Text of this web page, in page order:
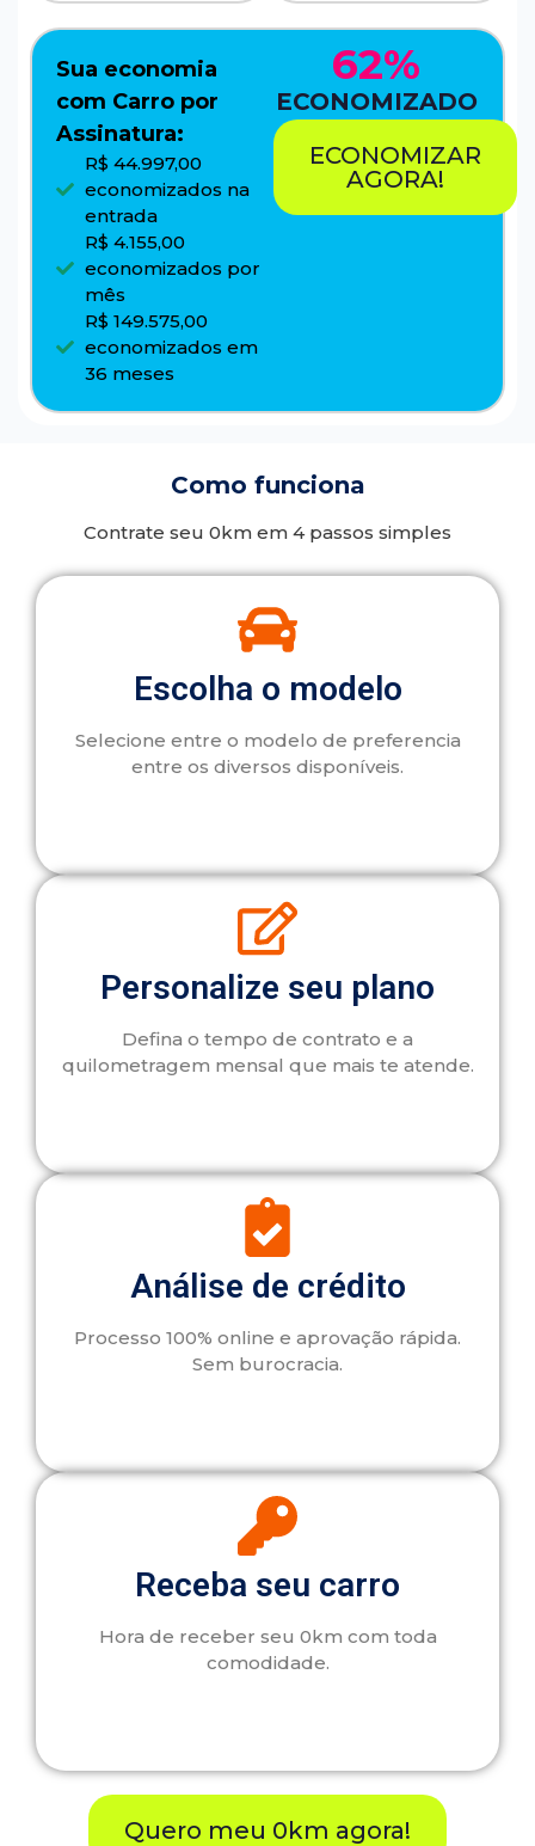
Sua economia
com Carro por
Assinatura:
R$ 44.997,00
economizados na
entrada
R$ 4.155,00
economizados por
mês
R$ 149.575,00
economizados em
36 meses
62%
ECONOMIZADO
ECONOMIZAR
AGORA!
Como funciona
Contrate seu 0km em 4 passos simples
Escolha o modelo
Selecione entre o modelo de preferencia
entre os diversos disponíveis.
Personalize seu plano
Defina o tempo de contrato e a
quilometragem mensal que mais te atende.
Análise de crédito
Processo 100% online e aprovação rápida.
Sem burocracia.
Receba seu carro
Hora de receber seu 0km com toda
comodidade.
Quero meu 0km agora!